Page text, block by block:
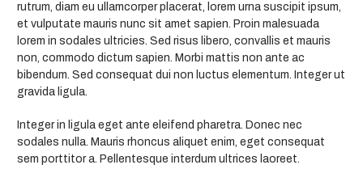
rutrum, diam eu ullamcorper placerat, lorem urna suscipit ipsum,
et vulputate mauris nunc sit amet sapien. Proin malesuada
lorem in sodales ultricies. Sed risus libero, convallis et mauris
non, commodo dictum sapien. Morbi mattis non ante ac
bibendum. Sed consequat dui non luctus elementum. Integer ut
gravida ligula.
Integer in ligula eget ante eleifend pharetra. Donec nec
sodales nulla. Mauris rhoncus aliquet enim, eget consequat
sem porttitor a. Pellentesque interdum ultrices laoreet.